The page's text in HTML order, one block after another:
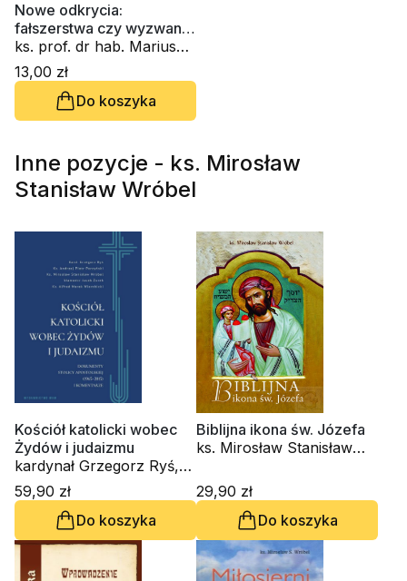
Nowe odkrycia:
fałszerstwa czy wyzwania
dla wiary? Archeolog
czyta Biblię
ks. prof. dr hab. Mariusz
Rosik
13,00 zł
Do koszyka
Inne pozycje - ks. Mirosław
Stanisław Wróbel
Kościół katolicki wobec
Żydów i judaizmu
kardynał Grzegorz Ryś,
ks. Andrzej Perzyński, ks.
Mirosław Stanisław
Wróbel, Sławomir Jacek
Żurek, ks. Alfred Marek
59,90 zł
Do koszyka
Biblijna ikona św. Józefa
ks. Mirosław Stanisław
29,90 zł
Do koszyka